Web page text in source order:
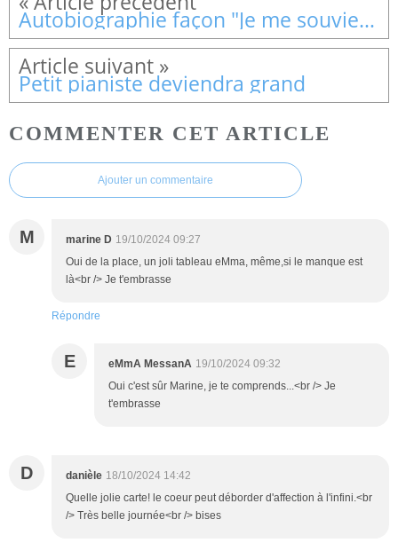
Autobiographie façon "Je me souviens"
Petit pianiste deviendra grand
COMMENTER CET ARTICLE
Ajouter un commentaire
M marine D 19/10/2024 09:27
Oui de la place, un joli tableau eMma, même,si le manque est
là<br /> Je t'embrasse
Répondre
E eMmA MessanA 19/10/2024 09:32
Oui c'est sûr Marine, je te comprends...<br /> Je
t'embrasse
D danièle 18/10/2024 14:42
Quelle jolie carte! le coeur peut déborder d'affection à l'infini.<br
/> Très belle journée<br /> bises